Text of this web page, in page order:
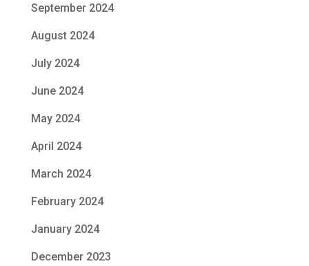
September 2024
August 2024
July 2024
June 2024
May 2024
April 2024
March 2024
February 2024
January 2024
December 2023